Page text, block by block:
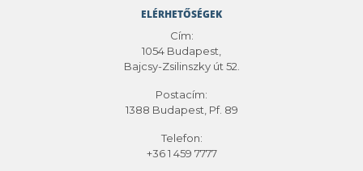
ELÉRHETŐSÉGEK
Cím:
1054 Budapest,
Bajcsy-Zsilinszky út 52.
Postacím:
1388 Budapest, Pf. 89
Telefon:
+36 1 459 7777